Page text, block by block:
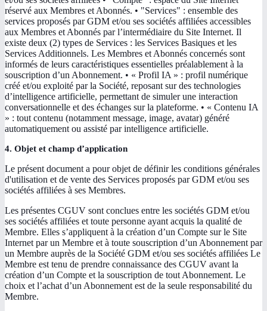
réservé aux Membres et Abonnés. • "Services" : ensemble des
services proposés par GDM et/ou ses sociétés affiliées accessibles
aux Membres et Abonnés par l’intermédiaire du Site Internet. Il
existe deux (2) types de Services : les Services Basiques et les
Services Additionnels. Les Membres et Abonnés concernés sont
informés de leurs caractéristiques essentielles préalablement à la
souscription d’un Abonnement. • « Profil IA » : profil numérique
créé et/ou exploité par la Société, reposant sur des technologies
d’intelligence artificielle, permettant de simuler une interaction
conversationnelle et des échanges sur la plateforme. • « Contenu IA
» : tout contenu (notamment message, image, avatar) généré
automatiquement ou assisté par intelligence artificielle.
4. Objet et champ d’application
Le présent document a pour objet de définir les conditions générales
d'utilisation et de vente des Services proposés par GDM et/ou ses
sociétés affiliées à ses Membres.
Les présentes CGUV sont conclues entre les sociétés GDM et/ou
ses sociétés affiliées et toute personne ayant acquis la qualité de
Membre. Elles s’appliquent à la création d’un Compte sur le Site
Internet par un Membre et à toute souscription d’un Abonnement par
un Membre auprès de la Société GDM et/ou ses sociétés affiliées Le
Membre est tenu de prendre connaissance des CGUV avant la
création d’un Compte et la souscription de tout Abonnement. Le
choix et l’achat d’un Abonnement est de la seule responsabilité du
Membre.